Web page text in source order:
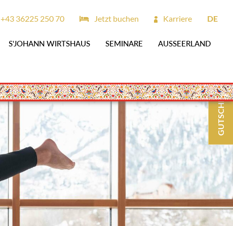
S'JOHANN WIRTSHAUS SEMINARE AUSSEERLAND
+43 36225 250 70 Jetzt buchen Karriere DE
GUTSCHEINE